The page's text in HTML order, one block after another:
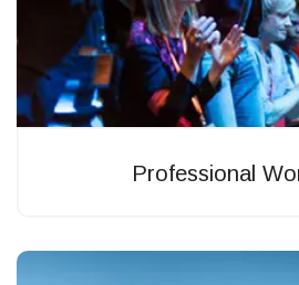
Professional